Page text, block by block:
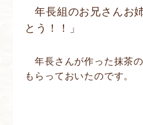
年長組のお兄さんお
とう！！」
年長さんが作った抹茶
もらっておいたのです。